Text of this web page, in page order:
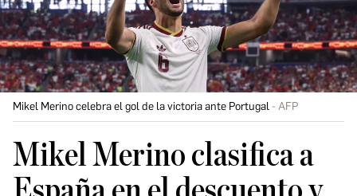
Mikel Merino celebra el gol de la victoria ante Portugal AFP
Mikel Merino clasifica a